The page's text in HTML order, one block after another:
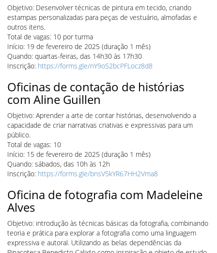
Objetivo: Desenvolver técnicas de pintura em tecido, criando
estampas personalizadas para peças de vestuário, almofadas e
outros itens.
Total de vagas: 10 por turma
Início: 19 de fevereiro de 2025 (duração 1 mês)
Quando: quartas-feiras, das 14h30 às 17h30
Inscrição: https://forms.gle/nY9oS2bcPFLocz8d8
Oficinas de contação de histórias
com Aline Guillen
Objetivo: Aprender a arte de contar histórias, desenvolvendo a
capacidade de criar narrativas criativas e expressivas para um
público.
Total de vagas: 10
Início: 15 de fevereiro de 2025 (duração 1 mês)
Quando: sábados, das 10h às 12h
Inscrição: https://forms.gle/bnsV5kYR67HH2Vma8
Oficina de fotografia com Madeleine
Alves
Objetivo: introdução às técnicas básicas da fotografia, combinando
teoria e prática para explorar a fotografia como uma linguagem
expressiva e autoral. Utilizando as belas dependências da